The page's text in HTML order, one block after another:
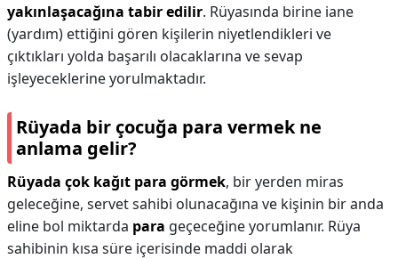
yakınlaşacağına tabir edilir. Rüyasında birine iane
(yardım) ettiğini gören kişilerin niyetlendikleri ve
çıktıkları yolda başarılı olacaklarına ve sevap
işleyeceklerine yorulmaktadır.
Rüyada bir çocuğa para vermek ne
anlama gelir?
Rüyada çok kağıt para görmek, bir yerden miras
geleceğine, servet sahibi olunacağına ve kişinin bir anda
eline bol miktarda para geçeceğine yorumlanır. Rüya
sahibinin kısa süre içerisinde maddi olarak